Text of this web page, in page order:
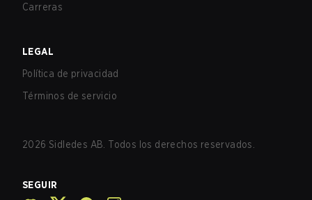
Carreras
LEGAL
Política de privacidad
Términos de servicio
2026 Sidledes AB. Todos los derechos reservados.
SEGUIR